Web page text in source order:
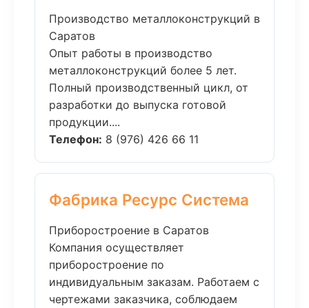
Производство металлоконструкций в
Саратов
Опыт работы в производство
металлоконструкций более 5 лет.
Полный производственный цикл, от
разработки до выпуска готовой
продукции....
Телефон: 8 (976) 426 66 11
Фабрика Ресурс Система
Приборостроение в Саратов
Компания осуществляет
приборостроение по
индивидуальным заказам. Работаем с
чертежами заказчика, соблюдаем